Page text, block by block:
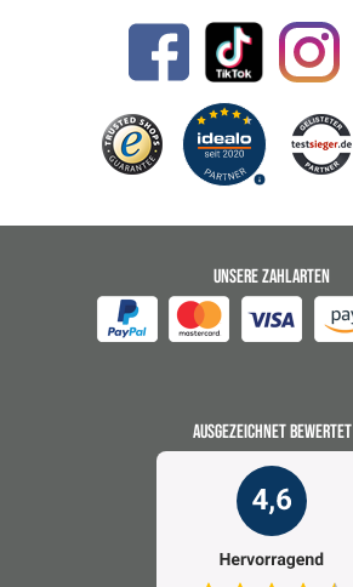
UNSERE ZAHLARTEN
AUSGEZEICHNET BEWERTET